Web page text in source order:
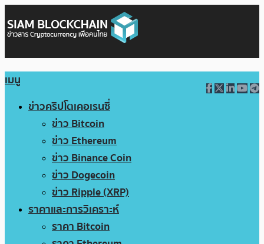
เมนู
ข่าวคริปโตเคอเรนซี่
ข่าว Bitcoin
ข่าว Ethereum
ข่าว Binance Coin
ข่าว Dogecoin
ข่าว Ripple (XRP)
ราคาและการวิเคราะห์
ราคา Bitcoin